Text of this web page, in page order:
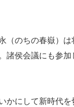
のちの春嶽）
諸侯会議にも参
にして新時代